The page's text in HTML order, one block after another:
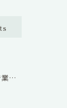
エステの掘り下げで業界の将来性と仕事の適性廃業リスクを徹底検証